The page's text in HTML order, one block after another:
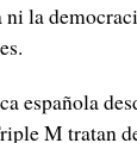
la
M tratan